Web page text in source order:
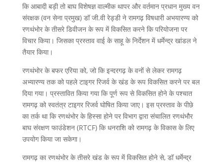
कि आबादी बड़ी तो बाघ विशेषज्ञ वाल्मीक थापर और वर्तमान प्रधान मुख्य वन
संरक्षक (वन सेना प्रमुख) डॉ जी.वी रेड्डी ने रामगढ़ विषधारी अभयारण्य को
रणथंभोर के तीसरे डिवीजन के रूप में विकसित करने कि परियोजना पर
विचार किया। जिसका प्रस्ताव वाई के साहू के निर्देशन में धर्मेन्द्र खांडल ने
तैयार किया।
रणथंभोर के बफर एरिया को, जो कि इन्दरगढ़ के वनों से लेकर रामगढ़
अभ्यारण्य तक को पहले टाइगर रिजर्व के खंड के रूप विकसित करने पर बल
दिया गया। प्रस्तावित किया गया कि पूर्ण रूप से विकसित होने के पश्चात
रामगढ़ को स्वतंत्र टाइगर रिजर्व घोषित किया जाए। इस प्रस्ताव के पीछे
का तर्क था कि रणथंभोर के हिस्सा होने पर विभाग द्वारा संचालित रणथंभौर
बाघ संरक्षण फाउंडेशन (RTCF) कि धनराशि को रामगढ़ के विकास के लिए
उपयोग किया जा सकेगा।
रामगढ़ का रणथंभोर के तीसरे खंड के रूप में विकसित होने से, डॉ धर्मेन्द्र